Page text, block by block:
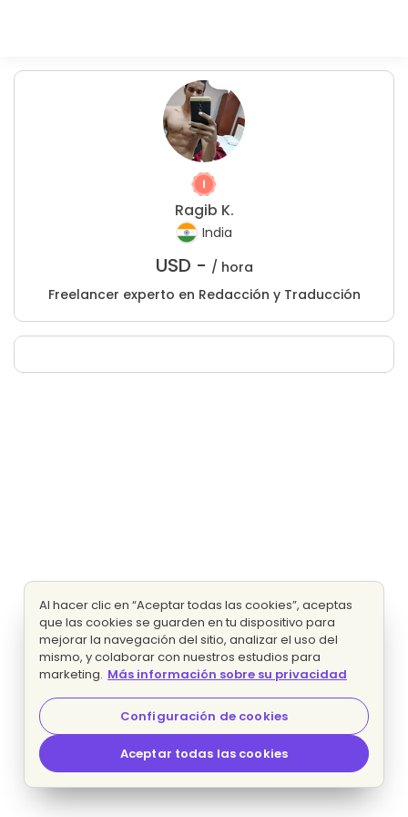
Ragib K.
India
USD - / hora
Freelancer experto en Redacción y Traducción
Al hacer clic en “Aceptar todas las cookies”, aceptas
que las cookies se guarden en tu dispositivo para
mejorar la navegación del sitio, analizar el uso del
mismo, y colaborar con nuestros estudios para
marketing. Más información sobre su privacidad
Configuración de cookies
Aceptar todas las cookies